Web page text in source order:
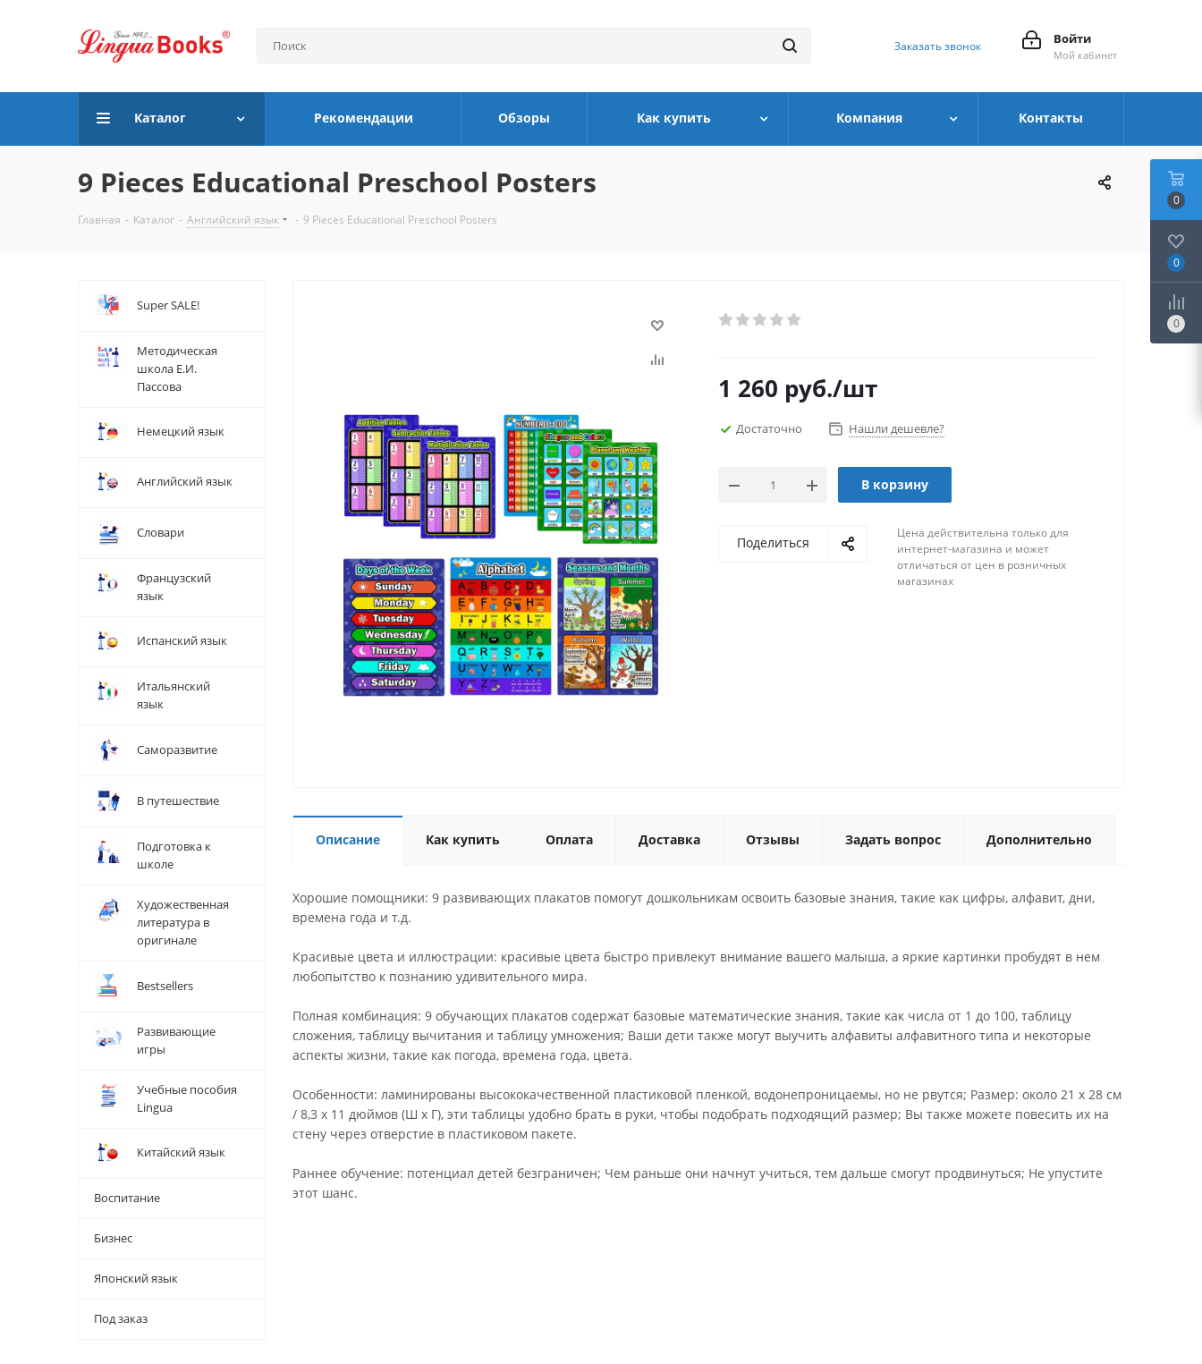
Войти
Мой кабинет
Заказать звонок
Каталог Рекомендации Обзоры Как купить Компания Контакты
9 Pieces Educational Preschool Posters
Главная - Каталог - Английский язык - 9 Pieces Educational Preschool Posters
1 260 руб./шт
Достаточно Нашли дешевле?
В корзину
Поделиться
Цена действительна только для
интернет-магазина и может
отличаться от цен в розничных
магазинах
Описание Как купить Оплата Доставка Отзывы Задать вопрос Дополнительно
Хорошие помощники: 9 развивающих плакатов помогут дошкольникам освоить базовые знания, такие как цифры, алфавит, дни,
времена года и т.д.
Красивые цвета и иллюстрации: красивые цвета быстро привлекут внимание вашего малыша, а яркие картинки пробудят в нем
любопытство к познанию удивительного мира.
Полная комбинация: 9 обучающих плакатов содержат базовые математические знания, такие как числа от 1 до 100, таблицу
сложения, таблицу вычитания и таблицу умножения; Ваши дети также могут выучить алфавиты алфавитного типа и некоторые
аспекты жизни, такие как погода, времена года, цвета.
Особенности: ламинированы высококачественной пластиковой пленкой, водонепроницаемы, но не рвутся; Размер: около 21 х 28 см
/ 8,3 х 11 дюймов (Ш х Г), эти таблицы удобно брать в руки, чтобы подобрать подходящий размер; Вы также можете повесить их на
стену через отверстие в пластиковом пакете.
Раннее обучение: потенциал детей безграничен; Чем раньше они начнут учиться, тем дальше смогут продвинуться; Не упустите
этот шанс.
Super SALE!
Методическая
школа Е.И.
Пассова
Немецкий язык
Английский язык
Словари
Французский
язык
Испанский язык
Итальянский
язык
Саморазвитие
В путешествие
Подготовка к
школе
Художественная
литература в
оригинале
Bestsellers
Развивающие
игры
Учебные пособия
Lingua
Китайский язык
Воспитание
Бизнес
Японский язык
Под заказ
0
0
0